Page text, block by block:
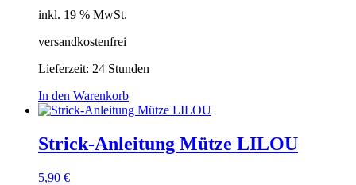
inkl. 19 % MwSt.
versandkostenfrei
Lieferzeit: 24 Stunden
In den Warenkorb
Strick-Anleitung Mütze LILOU
5,90 €